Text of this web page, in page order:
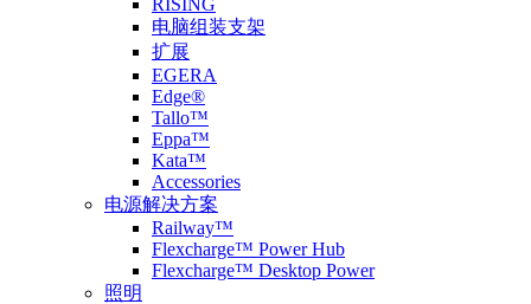
电脑组装支架
扩展
EGERA
Edge®
Tallo™
Eppa™
Kata™
Accessories
电源解决方案
Railway™
Flexcharge™ Power Hub
Flexcharge™ Desktop Power
照明